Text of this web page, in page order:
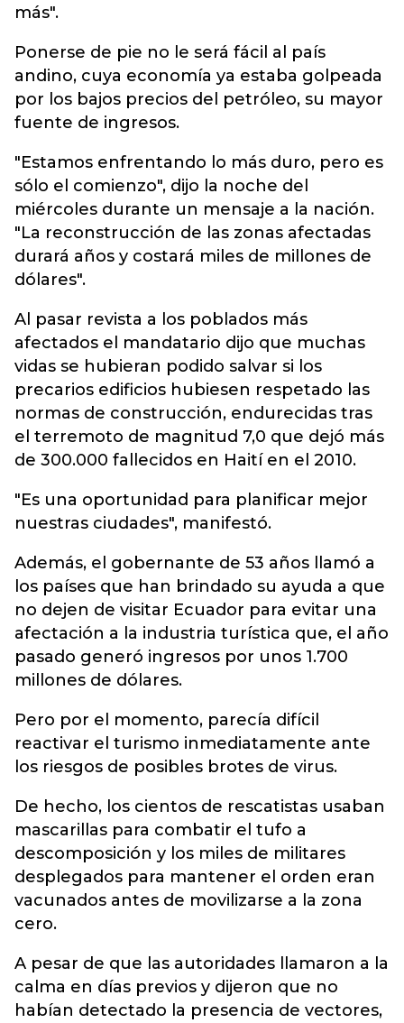
más".
Ponerse de pie no le será fácil al país
andino, cuya economía ya estaba golpeada
por los bajos precios del petróleo, su mayor
fuente de ingresos.
"Estamos enfrentando lo más duro, pero es
sólo el comienzo", dijo la noche del
miércoles durante un mensaje a la nación.
"La reconstrucción de las zonas afectadas
durará años y costará miles de millones de
dólares".
Al pasar revista a los poblados más
afectados el mandatario dijo que muchas
vidas se hubieran podido salvar si los
precarios edificios hubiesen respetado las
normas de construcción, endurecidas tras
el terremoto de magnitud 7,0 que dejó más
de 300.000 fallecidos en Haití en el 2010.
"Es una oportunidad para planificar mejor
nuestras ciudades", manifestó.
Además, el gobernante de 53 años llamó a
los países que han brindado su ayuda a que
no dejen de visitar Ecuador para evitar una
afectación a la industria turística que, el año
pasado generó ingresos por unos 1.700
millones de dólares.
Pero por el momento, parecía difícil
reactivar el turismo inmediatamente ante
los riesgos de posibles brotes de virus.
De hecho, los cientos de rescatistas usaban
mascarillas para combatir el tufo a
descomposición y los miles de militares
desplegados para mantener el orden eran
vacunados antes de movilizarse a la zona
cero.
A pesar de que las autoridades llamaron a la
calma en días previos y dijeron que no
habían detectado la presencia de vectores,